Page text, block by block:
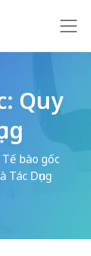
Quy
Tế bào gốc
Dụng